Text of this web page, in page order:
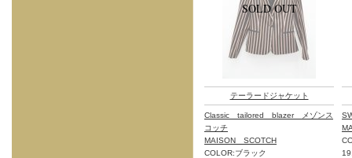
テーラードジャケット
Classic tailored blazer メゾンス
コッチ
MAISON SCOTCH
COLOR:ブラック